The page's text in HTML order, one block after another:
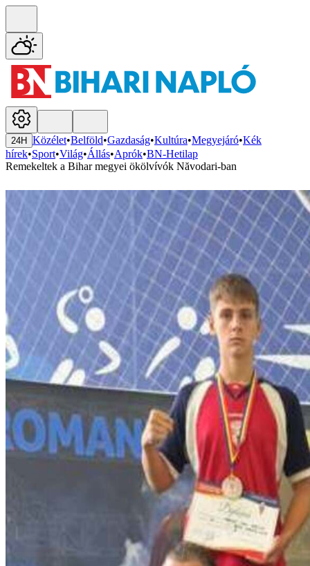
24H Közélet•Belföld•Gazdaság•Kultúra•Megyejáró•Kék
hírek•Sport•Világ•Állás•Aprók•BN-Hetilap
Remekeltek a Bihar megyei ökölvívók Năvodari-ban